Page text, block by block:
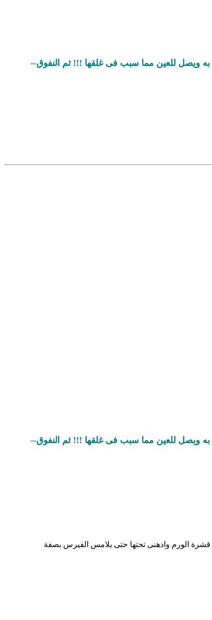
به ويصل للعين مما سبب فى غلقها !!! ثم النفوق--
به ويصل للعين مما سبب فى غلقها !!! ثم النفوق--
قشرة الورم وادهنى تحتها حتى يلامس الفيرس بصفة